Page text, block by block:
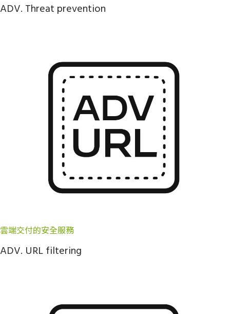
ADV. Threat prevention
雲端交付的安全服務
ADV. URL filtering